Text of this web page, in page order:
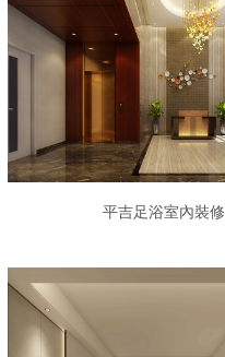
平吉足浴室內裝修